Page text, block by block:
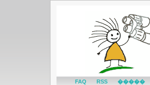
FAQ RSS �����